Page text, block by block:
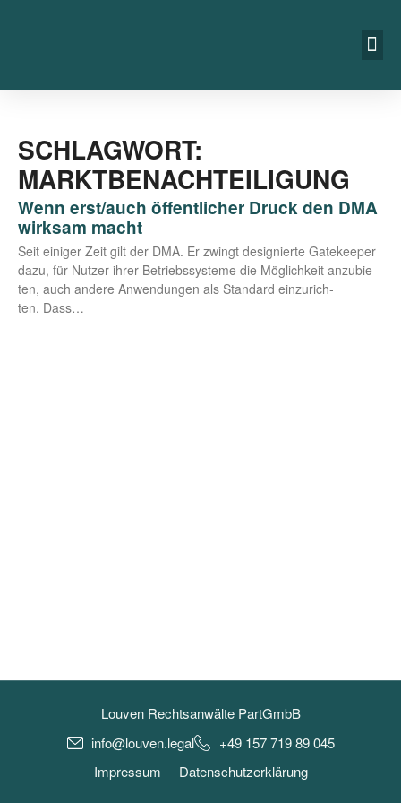
SCHLAGWORT:
MARKTBENACHTEILIGUNG
Wenn erst/​auch öffentlicher Druck den DMA
wirksam macht
Seit eini­ger Zeit gilt der DMA. Er zwingt desi­gnier­te Gate­kee­per
dazu, für Nut­zer ihrer Betriebs­sys­te­me die Mög­lich­keit anzu­bie­
ten, auch ande­re Anwen­dun­gen als Stan­dard ein­zu­rich­
ten. Dass…
Louven Rechtsanwälte PartGmbB
info@louven.legal
+49 157 719 89 045
Impressum
Datenschutzerklärung